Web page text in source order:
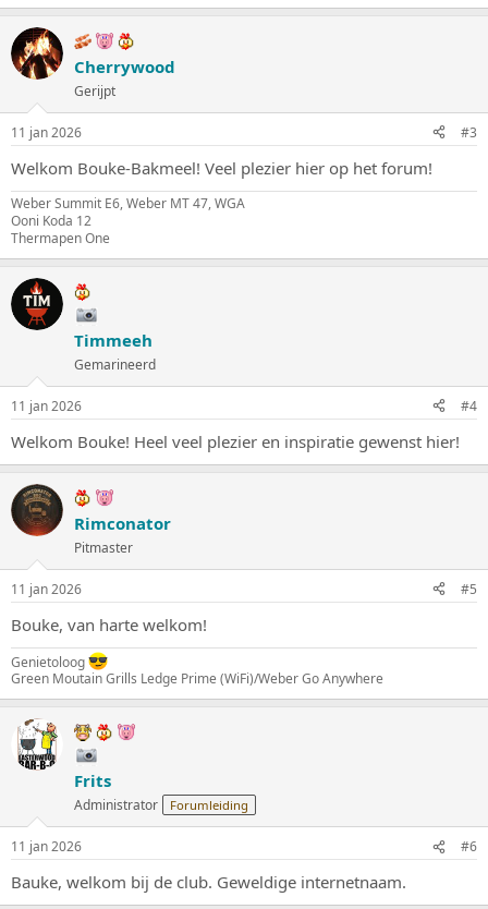
Cherrywood
Gerijpt
11 jan 2026 #3
Welkom Bouke-Bakmeel! Veel plezier hier op het forum!
Weber Summit E6, Weber MT 47, WGA
Ooni Koda 12
Thermapen One
Timmeeh
Gemarineerd
11 jan 2026 #4
Welkom Bouke! Heel veel plezier en inspiratie gewenst hier!
Rimconator
Pitmaster
11 jan 2026 #5
Bouke, van harte welkom!
Genietoloog
Green Moutain Grills Ledge Prime (WiFi)/Weber Go Anywhere
Frits
Administrator Forumleiding
11 jan 2026 #6
Bauke, welkom bij de club. Geweldige internetnaam.